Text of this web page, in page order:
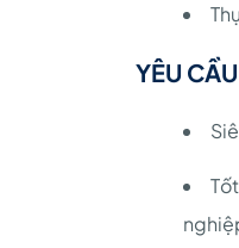
YÊU